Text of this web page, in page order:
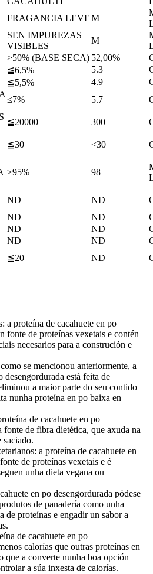
FRAGANCIA LEVEM
SEN IMPUREZAS
VISIBLES
M
>50% (BASE SECA) 52,00%
≦6,5% 5.3
≦5,5% 4.9
≤7% 5.7
≦20000 300
≦30 <30
≥95% 98
ND ND
ND ND
ND ND
ND ND
≦20 ND
a proteína de cacahuete en po
fonte de proteínas vexetais e contén
necesarios para a construción e
se mencionou anteriormente, a
desengordurada está feita de
a maior parte do seu contido
nunha proteína en po baixa en
de cacahuete en po
fonte de fibra dietética, que axuda na
saciado.
a proteína de cacahuete en
de proteínas vexetais e é
unha dieta vegana ou
en po desengordurada pódese
de panadería como unha
de proteínas e engadir un sabor a
de cacahuete en po
calorías que outras proteínas en
que a converte nunha boa opción
a súa inxesta de calorías.